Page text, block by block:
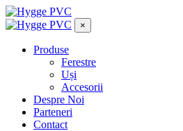
×
Produse
Ferestre
Uși
Accesorii
Despre Noi
Parteneri
Contact